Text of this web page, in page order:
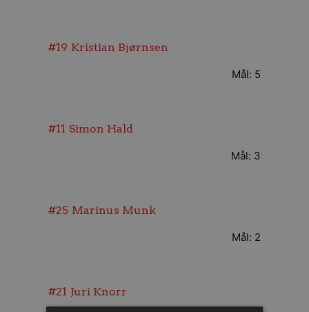
#19 Kristian Bjørnsen
Mål: 5
#11 Simon Hald
Mål: 3
#25 Marinus Munk
Mål: 2
#21 Juri Knorr